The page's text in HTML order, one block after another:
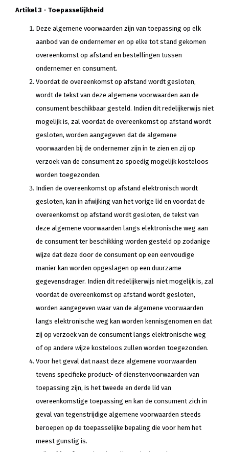
Artikel 3 - Toepasselijkheid
Deze algemene voorwaarden zijn van toepassing op elk
aanbod van de ondernemer en op elke tot stand gekomen
overeenkomst op afstand en bestellingen tussen
ondernemer en consument.
Voordat de overeenkomst op afstand wordt gesloten,
wordt de tekst van deze algemene voorwaarden aan de
consument beschikbaar gesteld. Indien dit redelijkerwijs niet
mogelijk is, zal voordat de overeenkomst op afstand wordt
gesloten, worden aangegeven dat de algemene
voorwaarden bij de ondernemer zijn in te zien en zij op
verzoek van de consument zo spoedig mogelijk kosteloos
worden toegezonden.
Indien de overeenkomst op afstand elektronisch wordt
gesloten, kan in afwijking van het vorige lid en voordat de
overeenkomst op afstand wordt gesloten, de tekst van
deze algemene voorwaarden langs elektronische weg aan
de consument ter beschikking worden gesteld op zodanige
wijze dat deze door de consument op een eenvoudige
manier kan worden opgeslagen op een duurzame
gegevensdrager. Indien dit redelijkerwijs niet mogelijk is, zal
voordat de overeenkomst op afstand wordt gesloten,
worden aangegeven waar van de algemene voorwaarden
langs elektronische weg kan worden kennisgenomen en dat
zij op verzoek van de consument langs elektronische weg
of op andere wijze kosteloos zullen worden toegezonden.
Voor het geval dat naast deze algemene voorwaarden
tevens specifieke product- of dienstenvoorwaarden van
toepassing zijn, is het tweede en derde lid van
overeenkomstige toepassing en kan de consument zich in
geval van tegenstrijdige algemene voorwaarden steeds
beroepen op de toepasselijke bepaling die voor hem het
meest gunstig is.